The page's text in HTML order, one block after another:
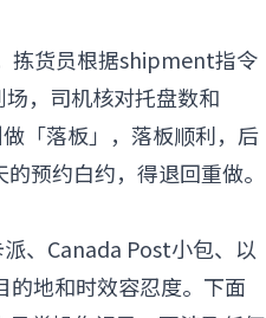
拣货员根据shipment指令
，司机核对托盘数和
「落板」，落板顺利，后
预约白约，得退回重做。
、Canada Post小包、以
的地和时效容忍度。下面